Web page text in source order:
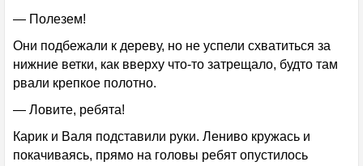
— Полезем!
Они подбежали к дереву, но не успели схватиться за
нижние ветки, как вверху что-то затрещало, будто там
рвали крепкое полотно.
— Ловите, ребята!
Карик и Валя подставили руки. Лениво кружась и
покачиваясь, прямо на головы ребят опустилось